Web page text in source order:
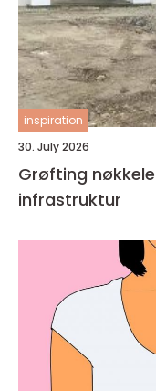
inspiration
30. July 2026
Grøfting nøkkelen til tørre tomter og trygg
infrastruktur